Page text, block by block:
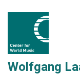
Wolfgang